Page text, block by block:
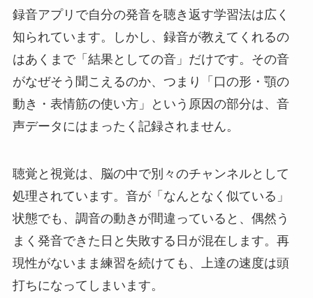
録音アプリで自分の発音を聴き返す学習法は広く
知られています。しかし、録音が教えてくれるの
はあくまで「結果としての音」だけです。その音
がなぜそう聞こえるのか、つまり「口の形・顎の
動き・表情筋の使い方」という原因の部分は、音
声データにはまったく記録されません。
聴覚と視覚は、脳の中で別々のチャンネルとして
処理されています。音が「なんとなく似ている」
状態でも、調音の動きが間違っていると、偶然う
まく発音できた日と失敗する日が混在します。再
現性がないまま練習を続けても、上達の速度は頭
打ちになってしまいます。